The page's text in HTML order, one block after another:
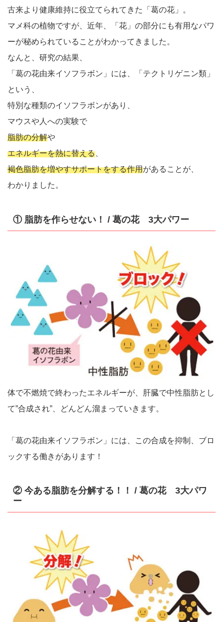
古来より健康維持に役立てられてきた「葛の花」。
マメ科の植物ですが、近年、「花」の部分にも有用なパワ
ーが秘められていることがわかってきました。
なんと、研究の結果、
「葛の花由来イソフラボン」には、「テクトリゲニン類」
という、
特別な種類のイソフラボンがあり、
マウスや人への実験で
脂肪の分解や
エネルギーを熱に替える、
褐色脂肪を増やすサポートをする作用があることが、
わかりました。
① 脂肪を作らせない！ / 葛の花 3大パワー
体で不燃焼で終わったエネルギーが、肝臓で中性脂肪とし
て”合成され”、どんどん溜まっていきます。
「葛の花由来イソフラボン」には、この合成を抑制、ブロ
ックする働きがあります！
② 今ある脂肪を分解する！！ / 葛の花 3大パワ
ー